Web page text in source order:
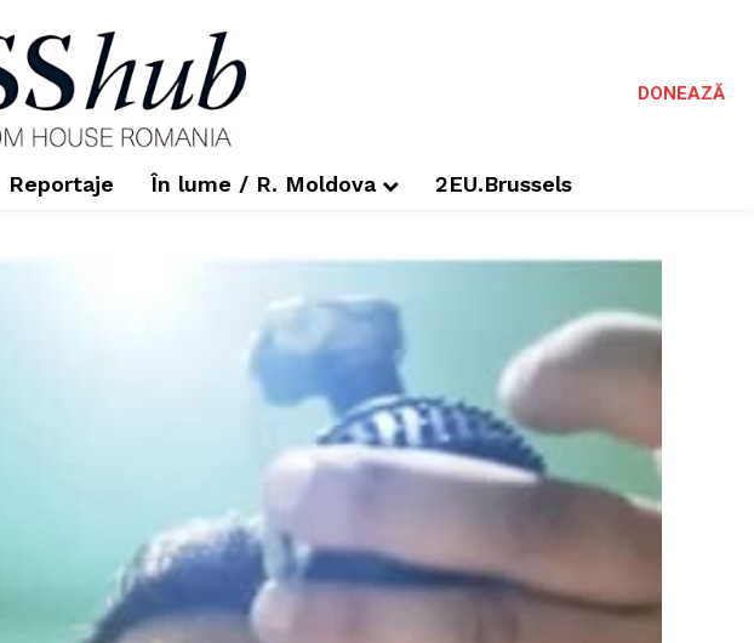
DONEAZĂ
Reportaje În lume / R. Moldova 2EU.Brussels